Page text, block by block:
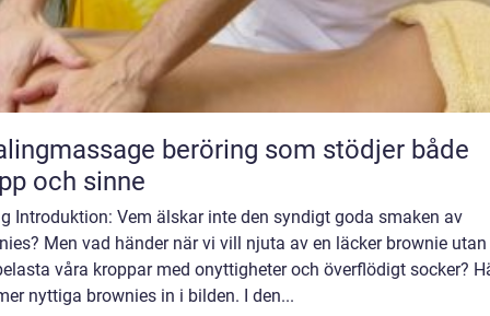
beröring som stödjer både
och sinne
Introduktion: Vem älskar inte den syndigt goda smaken av
Men vad händer när vi vill njuta av en läcker brownie
våra kroppar med onyttigheter och överflödigt socker?
nyttiga brownies in i bilden. I den...